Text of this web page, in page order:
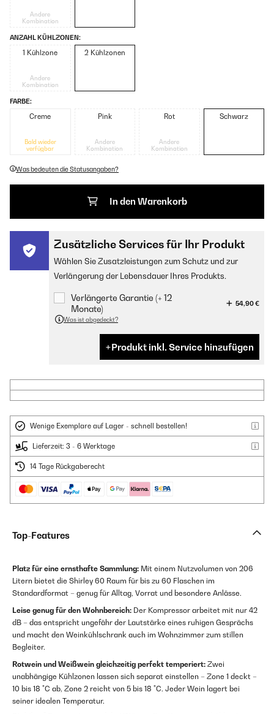
Andere
Kombination
ANZAHL KÜHLZONEN:
1 Kühlzone
Andere
Kombination
2 Kühlzonen
FARBE:
Creme
Bald wieder
verfügbar
Pink
Andere
Kombination
Rot
Andere
Kombination
Schwarz
Was bedeuten die Statusangaben?
In den Warenkorb
Zusätzliche Services für Ihr Produkt
Wählen Sie Zusatzleistungen zum Schutz und zur
Verlängerung der Lebensdauer Ihres Produkts.
Verlängerte Garantie (+ 12
Monate)
54,90 €
Was ist abgedeckt?
Produkt inkl. Service hinzufügen
Wenige Exemplare auf Lager - schnell bestellen!
Lieferzeit: 3 - 6 Werktage
14 Tage Rückgaberecht
Top-Features
Platz für eine ernsthafte Sammlung: Mit einem Nutzvolumen von 206
Litern bietet die Shirley 60 Raum für bis zu 60 Flaschen im
Standardformat – genug für Alltag, Vorrat und besondere Anlässe.
Leise genug für den Wohnbereich: Der Kompressor arbeitet mit nur 42
dB – das entspricht ungefähr der Lautstärke eines ruhigen Gesprächs
und macht den Weinkühlschrank auch im Wohnzimmer zum stillen
Begleiter.
Rotwein und Weißwein gleichzeitig perfekt temperiert: Zwei
unabhängige Kühlzonen lassen sich separat einstellen – Zone 1 deckt –
10 bis 18 °C ab, Zone 2 reicht von 5 bis 18 °C. Jeder Wein lagert bei
seiner idealen Temperatur.